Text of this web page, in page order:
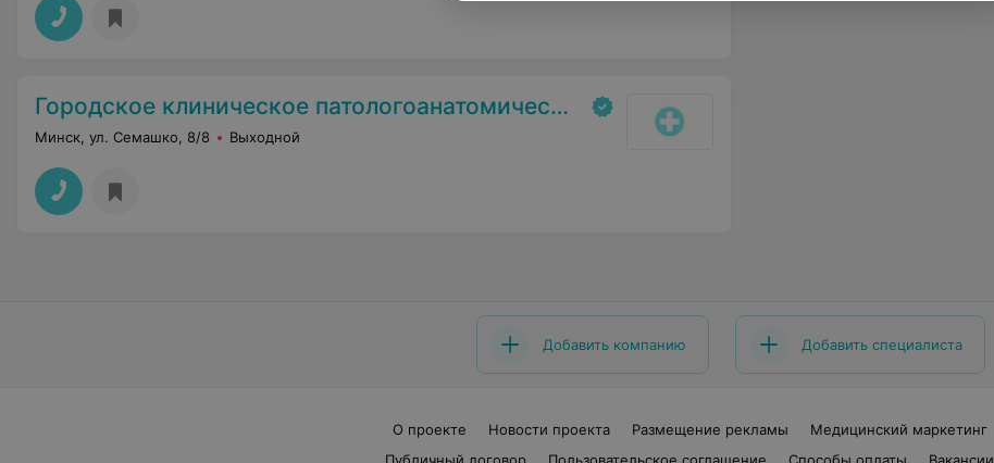
Городское клиническое патологоанатомическое бюро
Минск, ул. Семашко, 8/8 Выходной
Добавить компанию Добавить специалиста
О проекте Новости проекта Размещение рекламы
Медицинский маркетинг